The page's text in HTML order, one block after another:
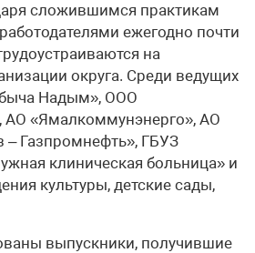
сложившимся практикам
ежегодно почти
на
округа. Среди ведущих
Надым», ООО
АО «Ямалкоммунэнерго», АО
– Газпромнефть», ГБУЗ
клиническая больница» и
культуры, детские сады,
выпускники, получившие